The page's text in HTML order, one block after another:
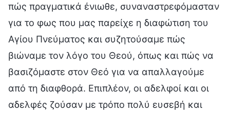
πώς πραγματικά ένιωθε, συναναστρεφόμασταν
για το φως που μας παρείχε η διαφώτιση του
Αγίου Πνεύματος και συζητούσαμε πώς
βιώναμε τον λόγο του Θεού, όπως και πώς να
βασιζόμαστε στον Θεό για να απαλλαγούμε
από τη διαφθορά. Επιπλέον, οι αδελφοί και οι
αδελφές ζούσαν με τρόπο πολύ ευσεβή και